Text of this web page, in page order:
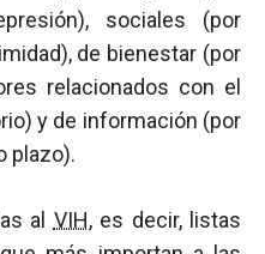
sociales (por
de bienestar (por
relacionados con el
y de información (por
plazo).
al VIH, es decir, listas